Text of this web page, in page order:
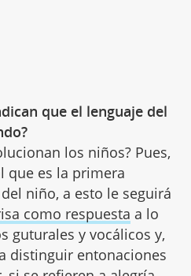
que el lenguaje del
los niños?Pues,
que es la primera
niño, a esto le seguirá
como respuesta a lo
guturales y vocálicos y,
distinguir entonaciones